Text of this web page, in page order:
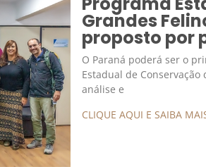
Grandes
proposto por
O Paraná poderá ser o
Estadual de
análise e
CLIQUE AQUI E SAIBA